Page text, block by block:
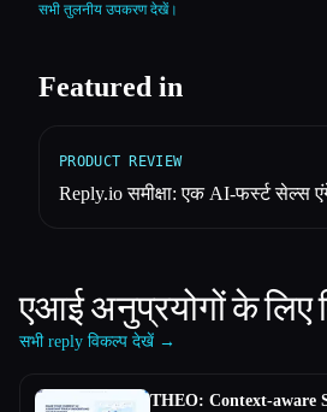
सभी तुलनीय उपकरण देखें।
Featured in
PRODUCT REVIEW
Reply.io समीक्षा: एक AI-फर्स्ट सेल्स
एआई अनुप्रयोगों के लिए
सभी reply विकल्प देखें →
THEO: Context-aware